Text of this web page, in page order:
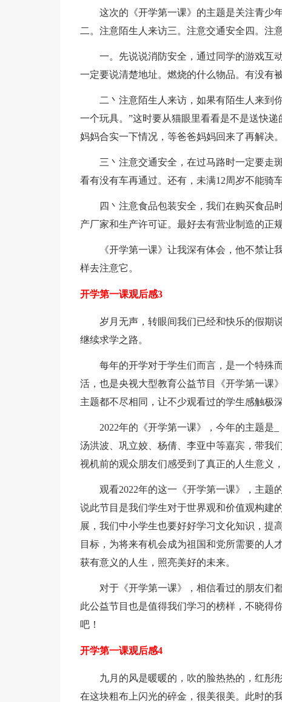
这次的《开学第一课》的主题是关注青少
二。注意陌生人来访三。注意交通安全四。注
一。先说说消防安全，通过同学的游戏互
一定要说清楚地址。燃烧的什么物品。有没有
二丶注意陌生人来访，如果有陌生人来到
一个玩具。”这时要从猫眼里看看是不是送快
妈妈合实一下情况，等爸爸妈妈回来了再解决。
三丶注意交通安全，在过马路时一定要走
看有没有车再通过。还有，未满12周岁不能骑
四丶注意食品包装安全，我们在购买食品
产厂家和生产许可证。最好去有营业制造的正
《开学第一课》让我深有体会，他不禁
样去注意它。
开学第一课观后感3
岁月无声，转眼间我们已经和快乐的假期
继续求学之路。
每年的开学对于学生们而言，是一个特殊
活，也是央视大型教育公益节目《开学第一课
主题都不尽相同，让不少观看过的学生感触极
2022年的《开学第一课》，今年的主题是
汤洪波、巩立姣、杨倩、李亚中等嘉宾，带我
视机前的观众朋友们感受到了真正的人生意义
观看2022年的这一《开学第一课》，主题
说此节目是我们学生对于世界观和价值观构建
展，我们中小学生也要好好学习文化知识，提
目标，为将来有机会成为祖国和党所需要的人
获有意义的人生，照亮美好的未来。
对于《开学第一课》，相信看过的朋友们
此公益节目也是值得我们学习的榜样，不晓得
吧！
开学第一课观后感4
九月的风是暖暖的，吹的脸热热的，红彤
在这块粗布上闪光的碎金，很美很美。此时的